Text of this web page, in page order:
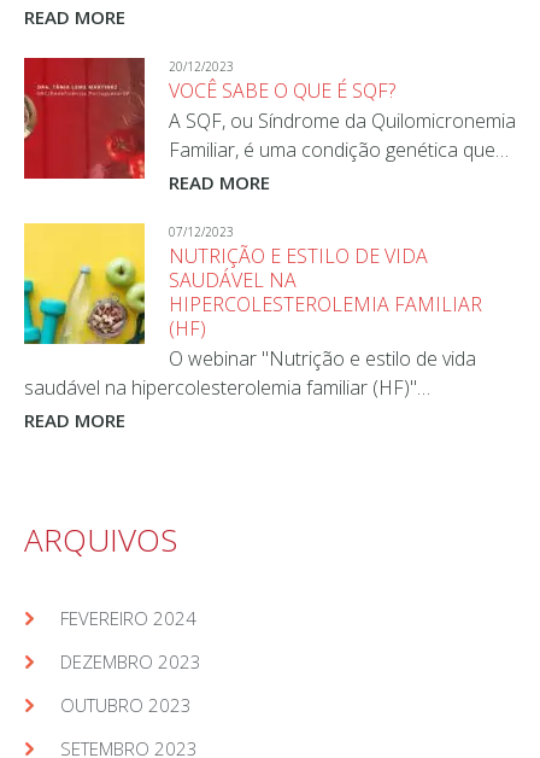
READ MORE
20/12/2023
VOCÊ SABE O QUE É SQF?
A SQF, ou Síndrome da Quilomicronemia
Familiar, é uma condição genética que…
READ MORE
07/12/2023
NUTRIÇÃO E ESTILO DE VIDA
SAUDÁVEL NA
HIPERCOLESTEROLEMIA FAMILIAR
(HF)
O webinar "Nutrição e estilo de vida
saudável na hipercolesterolemia familiar (HF)"…
READ MORE
ARQUIVOS
FEVEREIRO 2024
DEZEMBRO 2023
OUTUBRO 2023
SETEMBRO 2023